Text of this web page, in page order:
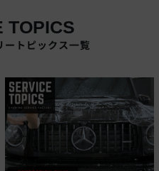
TOPICS
ートピックス一覧